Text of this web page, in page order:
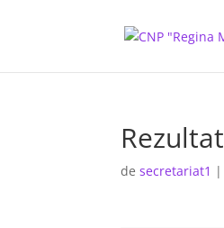
desecretariat1